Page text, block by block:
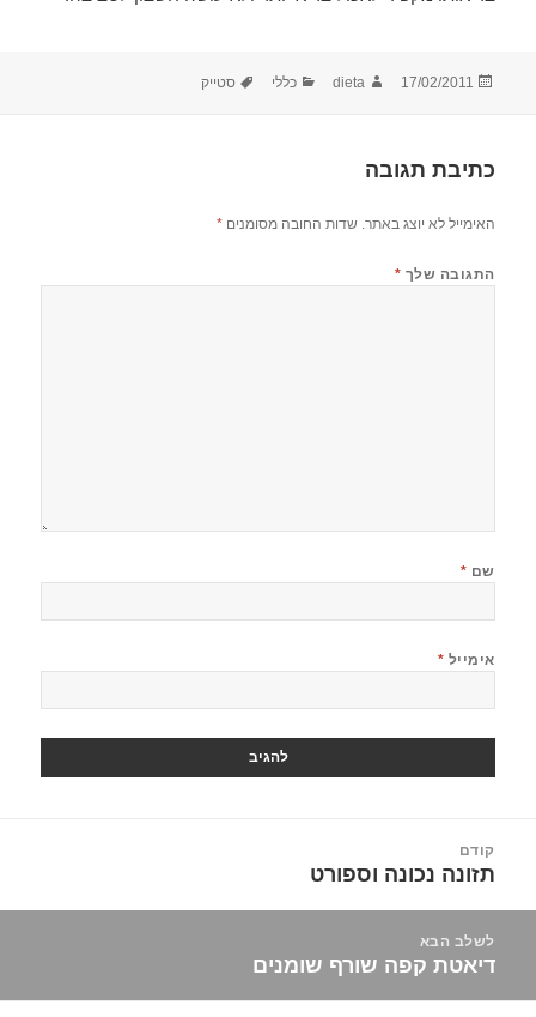
פורסם
17/02/2011 מחבר
dieta קטגוריות
כללי תגיות
סטייק
כתיבת תגובה
האימייל לא יוצג באתר. שדות החובה מסומנים*
התגובה שלך *
שם *
אימייל *
קודם
הפוסט
תזונה נכונה וספורט
לשלב הבא
הפוסט
דיאטת קפה שורף שומנים